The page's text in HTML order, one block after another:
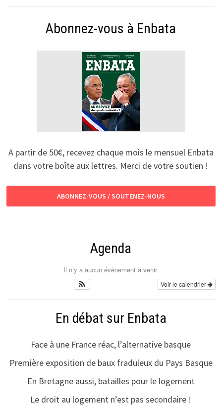
Abonnez-vous à Enbata
A partir de 50€, recevez chaque mois le mensuel Enbata
dans votre boîte aux lettres. Merci de votre soutien !
ABONNEZ-VOUS / SOUTENEZ-NOUS
Agenda
Il n’y a aucun évènement à venir.
Voir le calendrier
En débat sur Enbata
Face à une France réac, l’alternative basque
Première exposition de baux fraduleux du Pays Basque
En Bretagne aussi, batailles pour le logement
Le droit au logement n’est pas secondaire !